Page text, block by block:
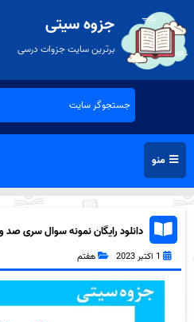
جزوه سیتی
برترین سایت جزوات درسی
منو
دانلود رایگان نمونه سوال سری
1 اکتبر 2023 هفتم